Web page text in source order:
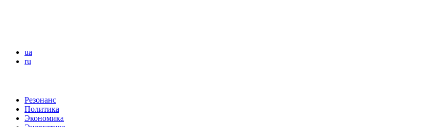
ua
ru
Резонанс
Политика
Экономика